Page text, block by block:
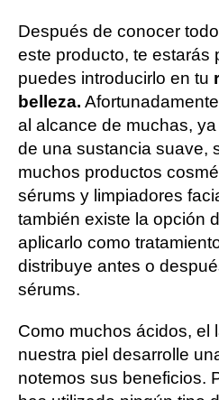
Después de conocer
este producto, te estarás
puedes introducirlo en tu
belleza.
al alcance de muchas,
de una sustancia suave,
muchos productos
sérums y limpiadores
también existe la opción
aplicarlo como
distribuye antes o
sérums.
Como muchos ácidos, el
nuestra piel desarrolle
notemos sus beneficios.